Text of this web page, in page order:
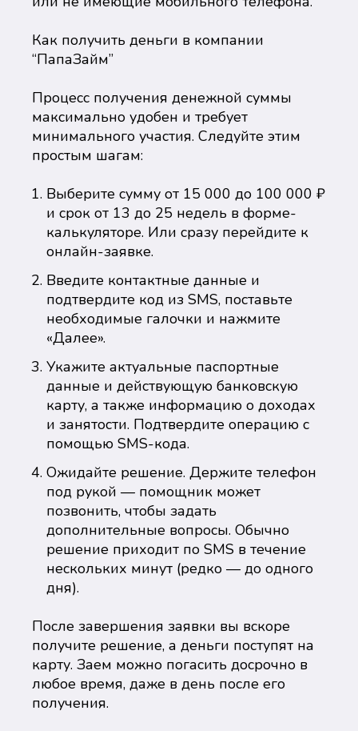
Как получить деньги в компании
“ПапаЗайм”
Процесс получения денежной суммы
максимально удобен и требует
минимального участия. Следуйте этим
простым шагам:
Выберите сумму от 15 000 до 100 000 ₽
и срок от 13 до 25 недель в форме-
калькуляторе. Или сразу перейдите к
онлайн-заявке.
Введите контактные данные и
подтвердите код из SMS, поставьте
необходимые галочки и нажмите
«Далее».
Укажите актуальные паспортные
данные и действующую банковскую
карту, а также информацию о доходах
и занятости. Подтвердите операцию с
помощью SMS-кода.
Ожидайте решение. Держите телефон
под рукой — помощник может
позвонить, чтобы задать
дополнительные вопросы. Обычно
решение приходит по SMS в течение
нескольких минут (редко — до одного
дня).
После завершения заявки вы вскоре
получите решение, а деньги поступят на
карту. Заем можно погасить досрочно в
любое время, даже в день после его
получения.